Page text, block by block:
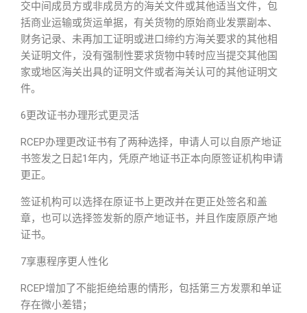
交中间成员方或非成员方的海关文件或其他适当文件，包
括商业运输或货运单据，有关货物的原始商业发票副本、
财务记录、未再加工证明或进口缔约方海关要求的其他相
关证明文件，没有强制性要求货物中转时应当提交其他国
家或地区海关出具的证明文件或者海关认可的其他证明文
件。
6更改证书办理形式更灵活
RCEP办理更改证书有了两种选择，申请人可以自原产地证
书签发之日起1年内，凭原产地证书正本向原签证机构申请
更正。
签证机构可以选择在原证书上更改并在更正处签名和盖
章，也可以选择签发新的原产地证书，并且作废原原产地
证书。
7享惠程序更人性化
RCEP增加了不能拒绝给惠的情形，包括第三方发票和单证
存在微小差错；